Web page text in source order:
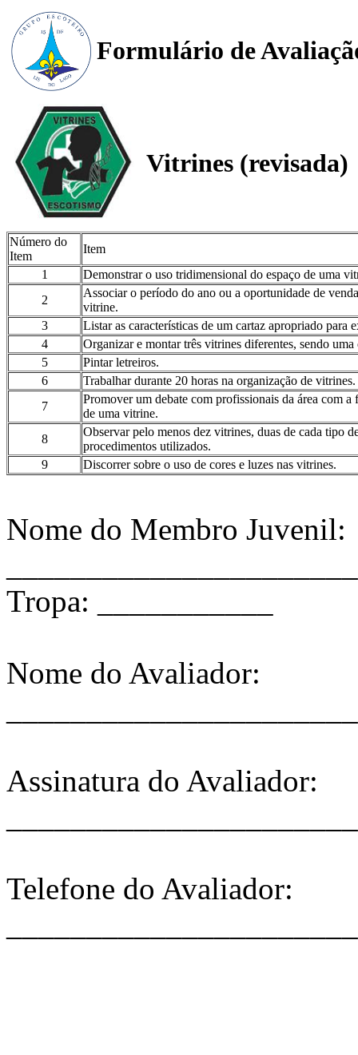
Formulário de
Vitrines (revisada)
Número do
Item
Item
1
Demonstrar o uso tridimensional do espaço de uma
2
Associar o período do ano ou a oportunidade de
vitrine.
3
Listar as características de um cartaz apropriado para
4
Organizar e montar três vitrines diferentes, sendo
5
Pintar letreiros.
6
Trabalhar durante 20 horas na organização de vitrines.
7
Promover um debate com profissionais da área com
de uma vitrine.
8
Observar pelo menos dez vitrines, duas de cada tipo
procedimentos utilizados.
9
Discorrer sobre o uso de cores e luzes nas vitrines.
Nome do Membro Juvenil:
Tropa: ___________
Nome do Avaliador:
Assinatura do Avaliador:
Telefone do Avaliador: